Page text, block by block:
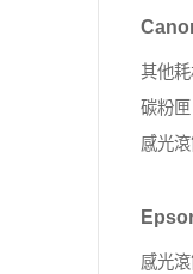
多
其他
碳粉匣
感光
感光